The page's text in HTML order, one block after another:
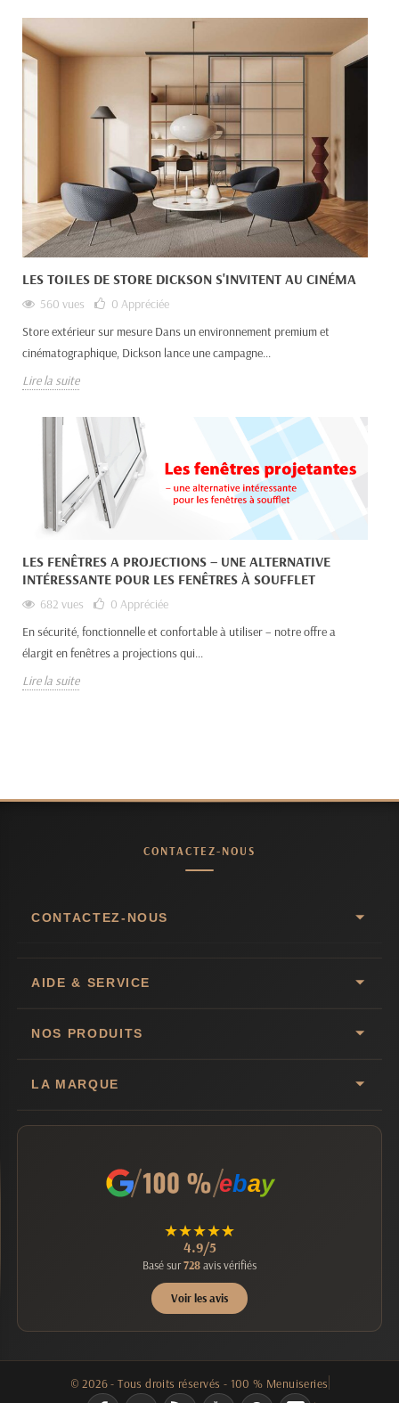
LES TOILES DE STORE DICKSON S'INVITENT AU CINÉMA
560 vues 0 Appréciée
Store extérieur sur mesure Dans un environnement premium et
cinématographique, Dickson lance une campagne...
Lire la suite
LES FENÊTRES A PROJECTIONS – UNE ALTERNATIVE
INTÉRESSANTE POUR LES FENÊTRES À SOUFFLET
682 vues 0 Appréciée
En sécurité, fonctionnelle et confortable à utiliser – notre offre a
élargit en fenêtres a projections qui...
Lire la suite
CONTACTEZ-NOUS
CONTACTEZ-NOUS
AIDE & SERVICE
NOS PRODUITS
LA MARQUE
ebay
★★★★★
4.9/5
Basé sur728avis vérifiés
Voir les avis
© 2026 - Tous droits réservés - 100 % Menuiseries